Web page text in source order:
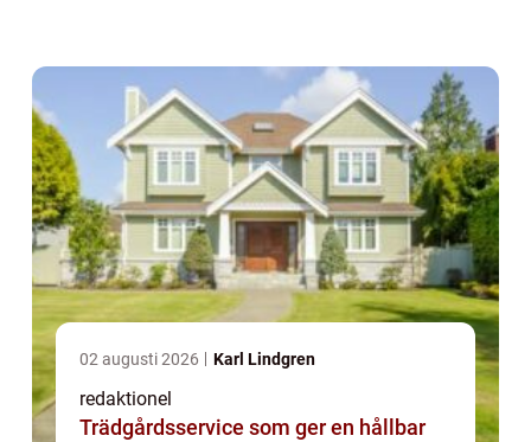
02 augusti 2026 Karl Lindgren
redaktionel
Trädgårdsservice som ger en hållbar